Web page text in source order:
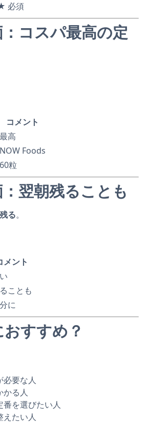
必須
コスパ最高の定
コメント
最高
NOW Foods
60粒
翌朝残ることも
る。
メント
ことも
に
すすめ？
必要な人
かる人
番を選びたい人
えたい人